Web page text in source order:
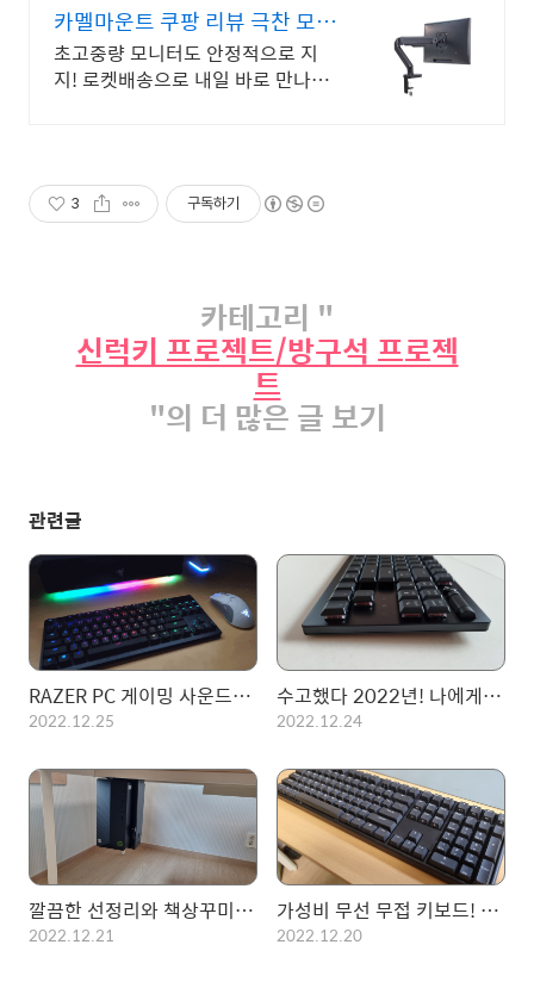
카멜마운트 쿠팡 리뷰 극찬 모니
터암
초고중량 모니터도 안정적으로 지
지! 로켓배송으로 내일 바로 만나세
3 구독하기
카테고리 "
신럭키 프로젝트/방구석 프로젝
트
"의 더 많은 글 보기
관련글
RAZER PC 게이밍 사운드바 레비아탄 V2 X (Leviathan V2 X)
2022.12.25
수고했다 2022년! 나에게 주는 크리스마스 선물, RAZER DEATHSTALKER V2 PRO TKL
2022.12.24
깔끔한 선정리와 책상꾸미기를 위한 필수품! 카멜마운트 데스크탑 거치대 PCH
2022.12.21
가성비 무선 무접 키보드! 한성컴퓨터 GK898B
2022.12.20